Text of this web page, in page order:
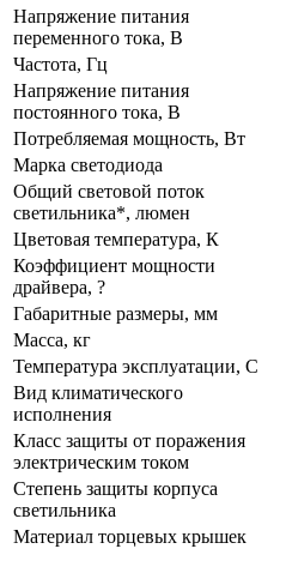
Напряжение питания
переменного тока, В
Частота, Гц
Напряжение питания
постоянного тока, В
Потребляемая мощность, Вт
Марка светодиода
Общий световой поток
светильника*, люмен
Цветовая температура, К
Коэффициент мощности
драйвера, ?
Габаритные размеры, мм
Масса, кг
Температура эксплуатации, С
Вид климатического
исполнения
Класс защиты от поражения
электрическим током
Степень защиты корпуса
светильника
Материал торцевых крышек